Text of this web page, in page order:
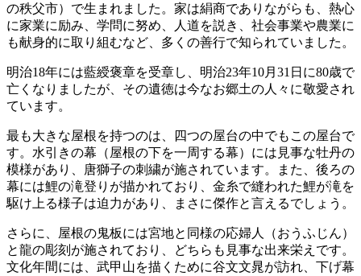
の秩父市）で生まれました。家は絹商でありながらも、熱心
に家業に励み、学問に努め、人道を説き、社会事業や農業に
も献身的に取り組むなど、多くの善行で知られていました。
明治18年には藍綬褒章を受章し、明治23年10月31日に80歳で
亡くなりましたが、その遺徳は今なお郷土の人々に敬愛され
ています。
最も大きな屋根を持つのは、四つの屋台の中でもこの屋台で
す。水引きの幕（屋根の下を一周する幕）には見事な牡丹の
模様があり、唐獅子の刺繍が施されています。また、後ろの
幕には鯉の滝登りが描かれており、金糸で縫われた鯉が滝を
駆け上る様子は迫力があり、まさに傑作と言えるでしょう。
さらに、屋根の鬼板には宮地と同様の応婦人（おうふじん）
と龍の彫刻が施されており、どちらも見事な出来栄えです。
文化年間には、武甲山を描くために谷文文晁が訪れ、下げ幕